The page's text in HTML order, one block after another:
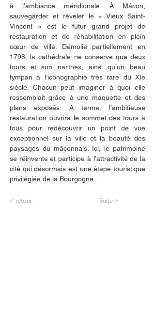
à l’ambiance méridionale. À Mâcon,
sauvegarder et révéler le « Vieux Saint-
Vincent » est le futur grand projet de
restauration et de réhabilitation en plein
cœur de ville. Démolie partiellement en
1798, la cathédrale ne conserve que deux
tours et son narthex, ainsi qu’un beau
tympan à l’iconographie très rare du XIe
siècle. Chacun peut imaginer à quoi elle
ressemblait grâce à une maquette et des
plans exposés. A terme, l’ambitieuse
restauration ouvrira le sommet des tours à
tous pour redécouvrir un point de vue
exceptionnel sur la ville et la beauté des
paysages du mâconnais. Ici, le patrimoine
se réinvente et participe à l’attractivité de la
cité qui désormais est une étape touristique
privilégiée de la Bourgogne.
< retour Suite >